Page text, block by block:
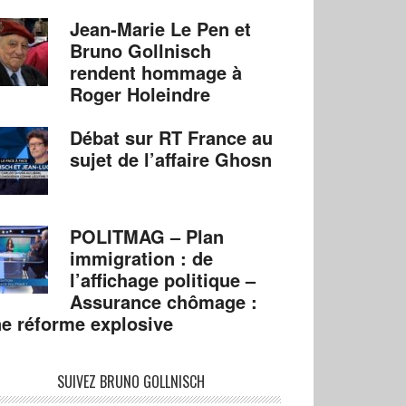
Jean-Marie Le Pen et
Bruno Gollnisch
rendent hommage à
Roger Holeindre
Débat sur RT France au
sujet de l’affaire Ghosn
POLITMAG – Plan
immigration : de
l’affichage politique –
Assurance chômage :
réforme explosive
SUIVEZ BRUNO GOLLNISCH